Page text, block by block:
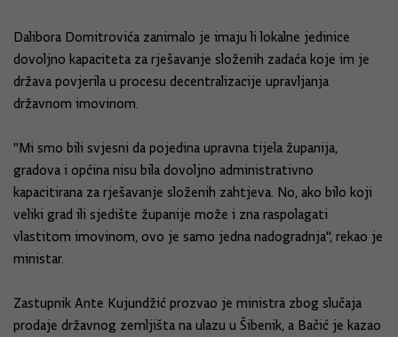
Dalibora Domitrovića zanimalo je imaju li lokalne jedinice
dovoljno kapaciteta za rješavanje složenih zadaća koje im je
država povjerila u procesu decentralizacije upravljanja
državnom imovinom.
''Mi smo bili svjesni da pojedina upravna tijela županija,
gradova i općina nisu bila dovoljno administrativno
kapacitirana za rješavanje složenih zahtjeva. No, ako bilo koji
veliki grad ili sjedište županije može i zna raspolagati
vlastitom imovinom, ovo je samo jedna nadogradnja'', rekao je
ministar.
Zastupnik Ante Kujundžić prozvao je ministra zbog slučaja
prodaje državnog zemljišta na ulazu u Šibenik, a Bačić je kazao